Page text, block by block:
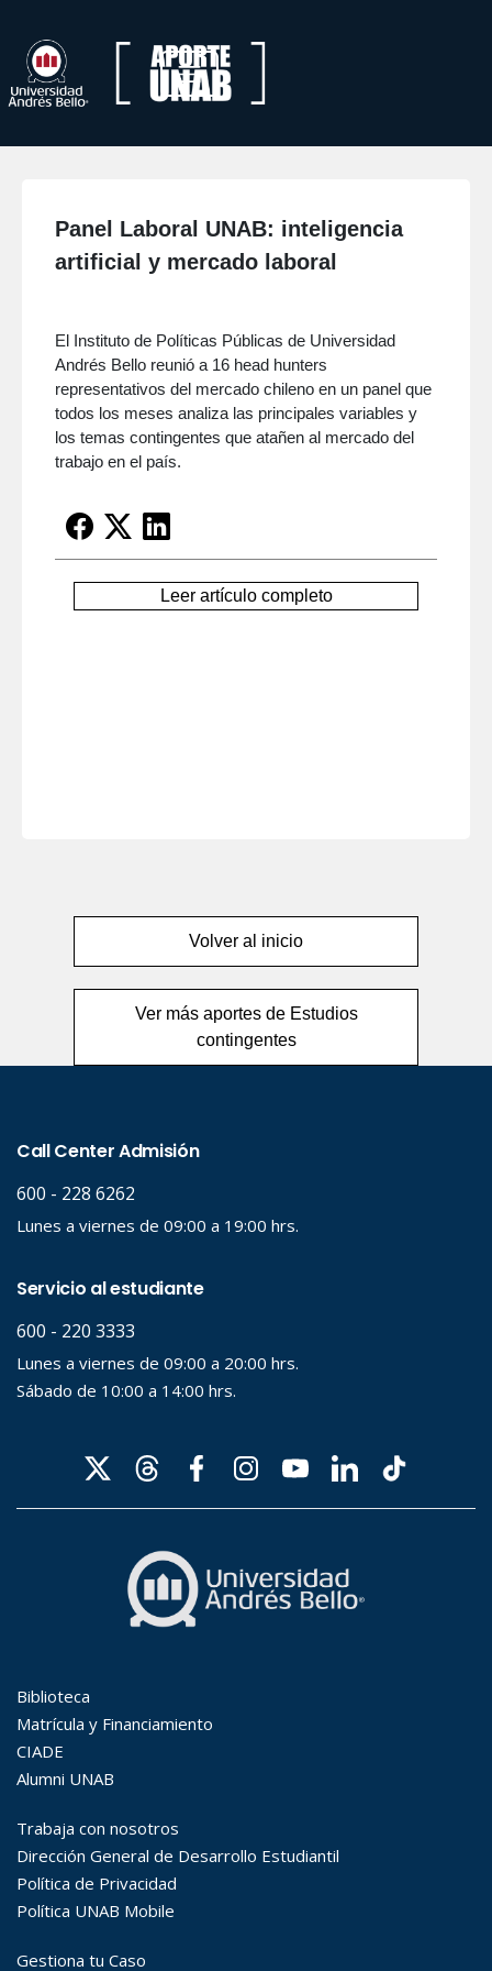
Panel Laboral UNAB: inteligencia
artificial y mercado laboral
El Instituto de Políticas Públicas de Universidad
Andrés Bello reunió a 16 head hunters
representativos del mercado chileno en un panel que
todos los meses analiza las principales variables y
los temas contingentes que atañen al mercado del
trabajo en el país.
Leer artículo completo
Volver al inicio
Ver más aportes de Estudios
contingentes